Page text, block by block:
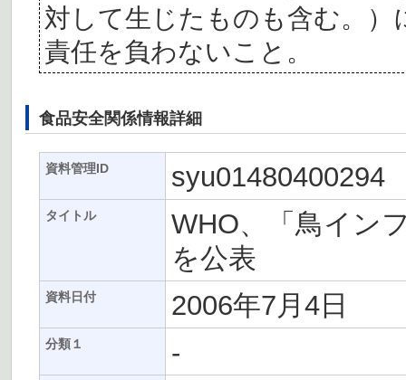
対して生じたものも含む。
責任を負わないこと。
食品安全関係情報詳細
資料管理ID syu01480400294
タイトル
WHO、「鳥イン
を公表
資料日付 2006年7月4日
分類１ -